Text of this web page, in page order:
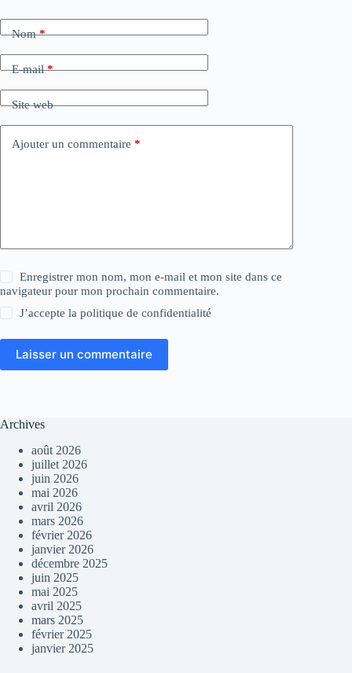
Nom*
E-mail*
Site web
Ajouter un commentaire *
Enregistrer mon nom, mon e-mail et mon site dans ce
navigateur pour mon prochain commentaire.
J’accepte lapolitique de confidentialité
Laisser un commentaire
Archives
août 2026
juillet 2026
juin 2026
mai 2026
avril 2026
mars 2026
février 2026
janvier 2026
décembre 2025
juin 2025
mai 2025
avril 2025
mars 2025
février 2025
janvier 2025